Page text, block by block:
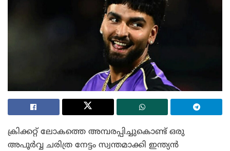
ക്രിക്കറ്റ് ലോകത്തെ അമ്പരപ്പിച്ചുകൊണ്ട് ഒരു
അപൂർവ്വ ചരിത്ര നേട്ടം സ്വന്തമാക്കി ഇന്ത്യൻ